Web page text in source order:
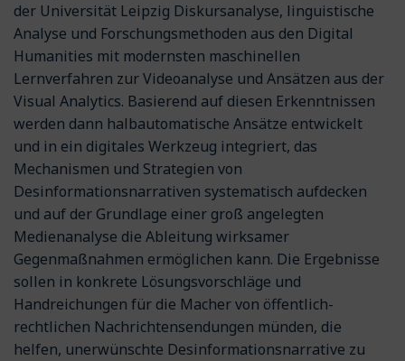
der Universität Leipzig Diskursanalyse, linguistische
Analyse und Forschungsmethoden aus den Digital
Humanities mit modernsten maschinellen
Lernverfahren zur Videoanalyse und Ansätzen aus der
Visual Analytics. Basierend auf diesen Erkenntnissen
werden dann halbautomatische Ansätze entwickelt
und in ein digitales Werkzeug integriert, das
Mechanismen und Strategien von
Desinformationsnarrativen systematisch aufdecken
und auf der Grundlage einer groß angelegten
Medienanalyse die Ableitung wirksamer
Gegenmaßnahmen ermöglichen kann. Die Ergebnisse
sollen in konkrete Lösungsvorschläge und
Handreichungen für die Macher von öffentlich-
rechtlichen Nachrichtensendungen münden, die
helfen, unerwünschte Desinformationsnarrative zu